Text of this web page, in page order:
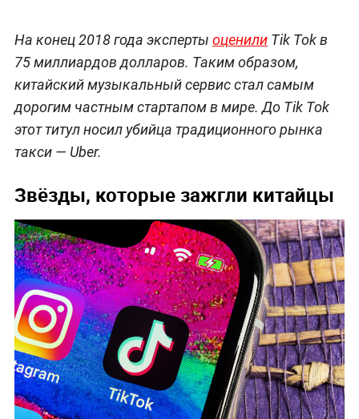
На конец 2018 года эксперты оценилиTik Tok в
75 миллиардов долларов. Таким образом,
китайский музыкальный сервис стал самым
дорогим частным стартапом в мире. До Tik Tok
этот титул носил убийца традиционного рынка
такси — Uber.
Звёзды, которые зажгли китайцы